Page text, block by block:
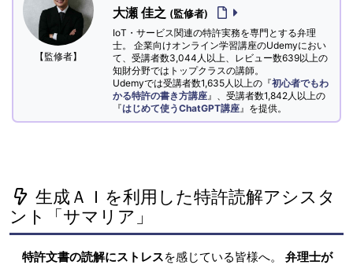
【監修者】
大瀬 佳之 (監修者)
IoT・サービス関連の特許実務を専門とする弁理
士。 企業向けオンライン学習講座のUdemyにおい
て、受講者数3,044人以上、レビュー数639以上の
知財分野ではトップクラスの講師。
Udemyでは受講者数1,635人以上の『初心者でもわ
かる特許の書き方講座 』、受講者数1,842人以上の
『はじめて使うChatGPT講座 』を提供。
生成ＡＩを利用した特許読解アシスタ
ント「サマリア」
特許文書の読解にストレスを感じている皆様へ。 弁理士が